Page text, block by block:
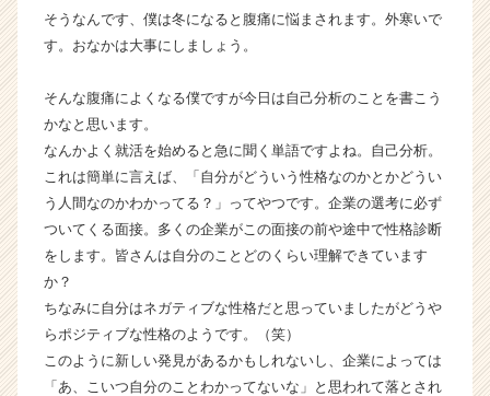
ー・
長
業
ら
ス
カ
ト
が
く
就
活
サ
そうなんです、僕は冬になると腹痛に悩まされます。外寒いで
す。おなかは大事にしましょう。
そんな腹痛によくなる僕ですが今日は自己分析のことを書こう
かなと思います。
なんかよく就活を始めると急に聞く単語ですよね。自己分析。
これは簡単に言えば、「自分がどういう性格なのかとかどうい
う人間なのかわかってる？」ってやつです。企業の選考に必ず
ついてくる面接。多くの企業がこの面接の前や途中で性格診断
をします。皆さんは自分のことどのくらい理解できています
か？
ちなみに自分はネガティブな性格だと思っていましたがどうや
らポジティブな性格のようです。（笑）
このように新しい発見があるかもしれないし、企業によっては
「あ、こいつ自分のことわかってないな」と思われて落とされ